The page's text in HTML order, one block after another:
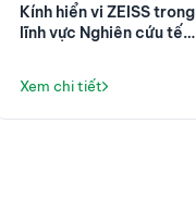
Kính hiển vi ZEISS trong
lĩnh vực Nghiên cứu tế
Xem chi tiết